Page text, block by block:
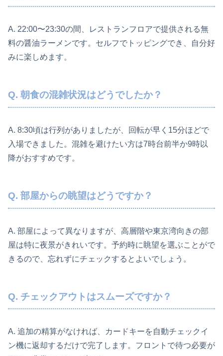
A. 22:00〜23:30の間、レストランフロアで提供される無
料の醤油ラーメンです。セルフでトッピングでき、自分好
みに楽しめます。
Q. 朝食の混雑状況はどうでしたか？
A. 8:30頃は行列がありましたが、回転が早く15分ほどで
入場できました。混雑を避けたい方は7時台前半か9時以
降がおすすめです。
Q. 部屋からの眺望はどうですか？
A. 部屋によって異なりますが、高層階や東京湾向きの部
屋は特に夜景がきれいです。予約時に眺望を選ぶことがで
きるので、忘れずにチェックするとよいでしょう。
Q. チェックアウトはスムーズですか？
A. 追加の精算がなければ、カードキーを自動チェックイ
ン機に返却するだけで完了します。フロントで待つ必要が